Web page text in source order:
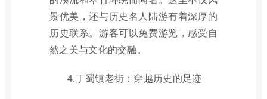
景优美，还与历史名人陆游有着深厚的
历史联系。游客可以免费游览，感受自
然之美与文化的交融。
4.丁蜀镇老街：穿越历史的足迹